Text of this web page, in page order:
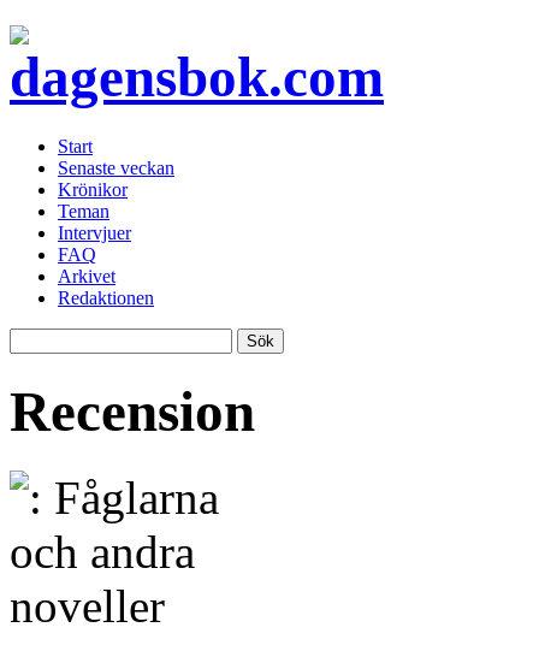
Start
Senaste veckan
Krönikor
Teman
Intervjuer
FAQ
Arkivet
Redaktionen
Recension